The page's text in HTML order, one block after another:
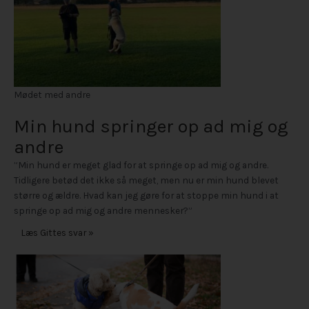
Mødet med andre
Min hund springer op ad mig og
andre
”Min hund er meget glad for at springe op ad mig og andre.
Tidligere betød det ikke så meget, men nu er min hund blevet
større og ældre. Hvad kan jeg gøre for at stoppe min hund i at
springe op ad mig og andre mennesker?”
Læs Gittes svar »